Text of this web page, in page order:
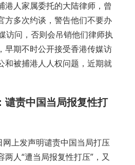
港人家属委托的大陆律师，曾
方多次约谈，警告他们不要办
访问，否则会吊销他们律师执
早期不时公开接受香港传媒访
和被捕港人人权问题，近期就
谴责中国当局报复性打
网上发声明谴责中国当局打压
两人“遭当局报复性打压”，又